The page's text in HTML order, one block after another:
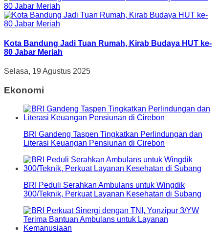
Kota Bandung Jadi Tuan Rumah, Kirab Budaya HUT ke-
80 Jabar Meriah
Selasa, 19 Agustus 2025
Ekonomi
BRI Gandeng Taspen Tingkatkan Perlindungan dan
Literasi Keuangan Pensiunan di Cirebon
BRI Peduli Serahkan Ambulans untuk Wingdik
300/Teknik, Perkuat Layanan Kesehatan di Subang